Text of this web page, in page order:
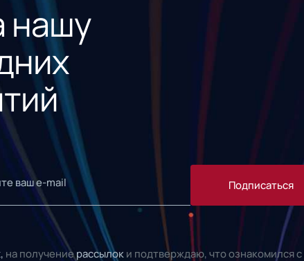
нашу
Подписаться
на получениерассылок и подтверждаю, что ознакомился с